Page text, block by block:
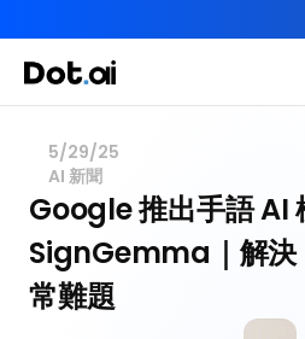
5/29/25
AI 新聞
Google 推出手語 AI
SignGemma｜解決
常難題
Dot.AI
全港最貼地AI課
三大恆常課程 主題課程
實用
我們有